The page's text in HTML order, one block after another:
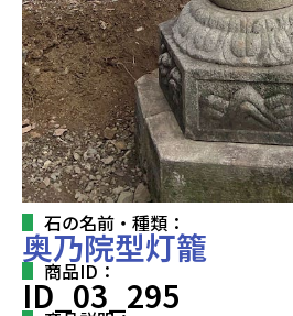
石の名前・種類：
奥乃院型灯籠
商品ID：
ID_03_295